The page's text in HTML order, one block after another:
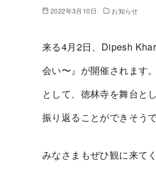
2022年3月10日 お知らせ
来る4月2日、 Dipesh
会い〜』が開催されます
として、徳林寺を舞台と
振り返ることができそうで
みなさまもぜひ観に来てく